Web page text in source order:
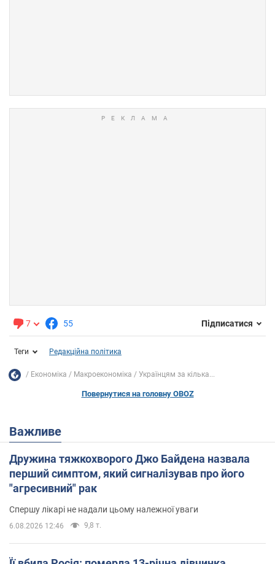
7 55 Підписатися
Теги Редакційна політика
Економіка Mакроекономіка Українцям за кілька...
Повернутися на головну OBOZ
Важливе
Дружина тяжкохворого Джо Байдена назвала
перший симптом, який сигналізував про його
"агресивний" рак
Спершу лікарі не надали цьому належної уваги
6.08.2026 12:46 9,8 т.